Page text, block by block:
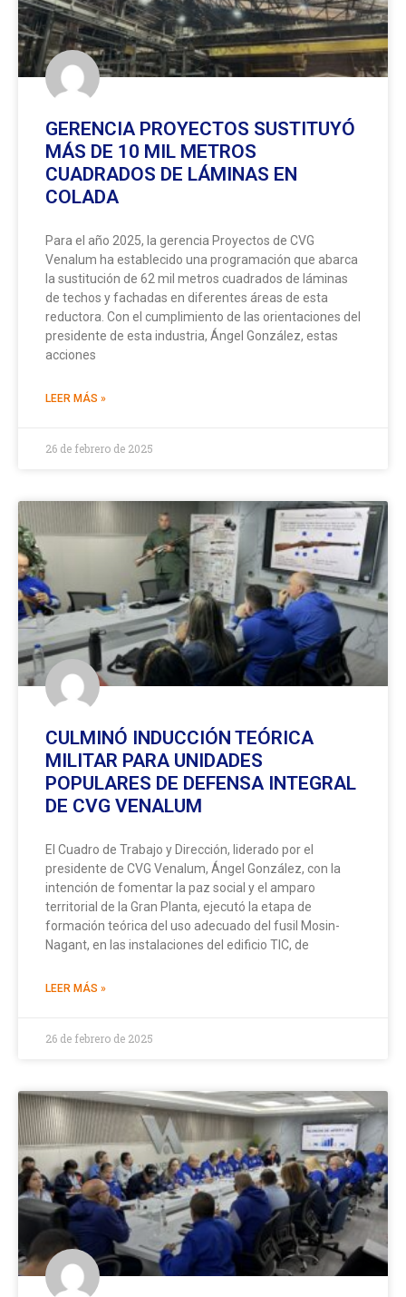
GERENCIA PROYECTOS SUSTITUYÓ
MÁS DE 10 MIL METROS
CUADRADOS DE LÁMINAS EN
COLADA
Para el año 2025, la gerencia Proyectos de CVG
Venalum ha establecido una programación que abarca
la sustitución de 62 mil metros cuadrados de láminas
de techos y fachadas en diferentes áreas de esta
reductora. Con el cumplimiento de las orientaciones del
presidente de esta industria, Ángel González, estas
acciones
LEER MÁS »
26 de febrero de 2025
CULMINÓ INDUCCIÓN TEÓRICA
MILITAR PARA UNIDADES
POPULARES DE DEFENSA INTEGRAL
DE CVG VENALUM
El Cuadro de Trabajo y Dirección, liderado por el
presidente de CVG Venalum, Ángel González, con la
intención de fomentar la paz social y el amparo
territorial de la Gran Planta, ejecutó la etapa de
formación teórica del uso adecuado del fusil Mosin-
Nagant, en las instalaciones del edificio TIC, de
LEER MÁS »
26 de febrero de 2025